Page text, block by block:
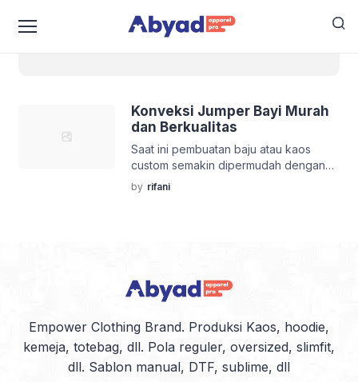
Konveksi Jumper Bayi Murah
dan Berkualitas
Saat ini pembuatan baju atau kaos
custom semakin dipermudah dengan
adanya jasa konveksi. Sehingga
orang-orang yang ingin membuat
dapat memudahkan Anda yang ingin
merintis bisnis di dunia fashion. Dengan
menyerahkan proses […]
by rifani
Empower Clothing Brand. Produksi Kaos, hoodie,
kemeja, totebag, dll. Pola reguler, oversized, slimfit,
dll. Sablon manual, DTF, sublime, dll